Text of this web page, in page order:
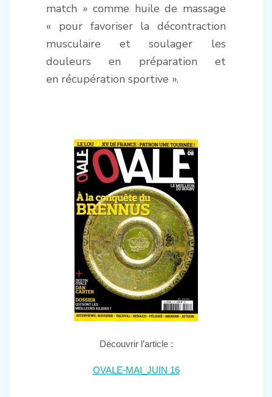
match » comme huile de massage
« pour favoriser la décontraction
musculaire et soulager les
douleurs en préparation et
en récupération sportive ».
Découvrir l’article :
OVALE-MAI_JUIN 16